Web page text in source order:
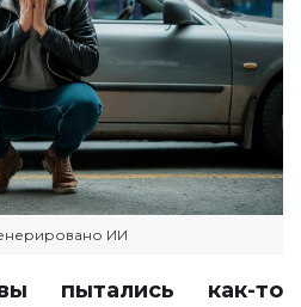
ИИ
пытались как-то